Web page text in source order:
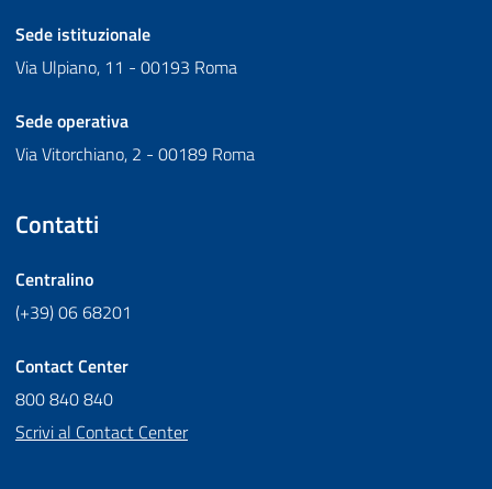
Sede istituzionale
Via Ulpiano, 11 - 00193 Roma
Sede operativa
Via Vitorchiano, 2 - 00189 Roma
Contatti
Centralino
(+39) 06 68201
Contact Center
800 840 840
Scrivi al Contact Center